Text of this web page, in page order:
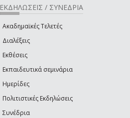
ΕΚΔΗΛΩΣΕΙΣ / ΣΥΝΕΔΡΙΑ
Ακαδημαϊκές Τελετές
Διαλέξεις
Εκθέσεις
Εκπαιδευτικά σεμινάρια
Ημερίδες
Πολιτιστικές Εκδηλώσεις
Συνέδρια